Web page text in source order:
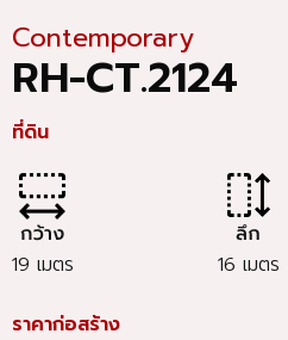
Contemporary
RH-CT.2124
ที่ดิน
19 เมตร 16 เมตร
ราคาก่อสร้าง